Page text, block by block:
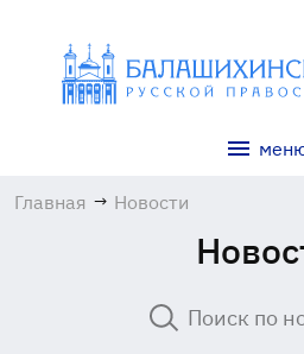
Главная → Новости